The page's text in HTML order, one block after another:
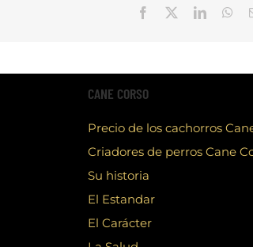
Facebook LinkedIn
CANE CORSO
Precio de los cachorros
Criadores de perros Cane
Su historia
El Estandar
El Carácter